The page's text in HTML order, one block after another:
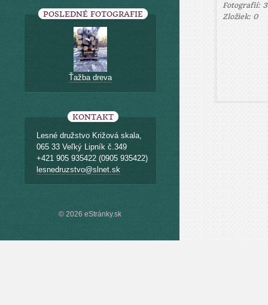
Fotografií: 3
Zložiek: 0
POSLEDNÉ FOTOGRAFIE
Ťažba dreva
KONTAKT
Lesné družstvo Križová skala,
065 33 Veľký Lipník č.349
+421 905 935422 (0905 935422)
lesnedruzstvo@slnet.sk
© 2026 eStránky.sk